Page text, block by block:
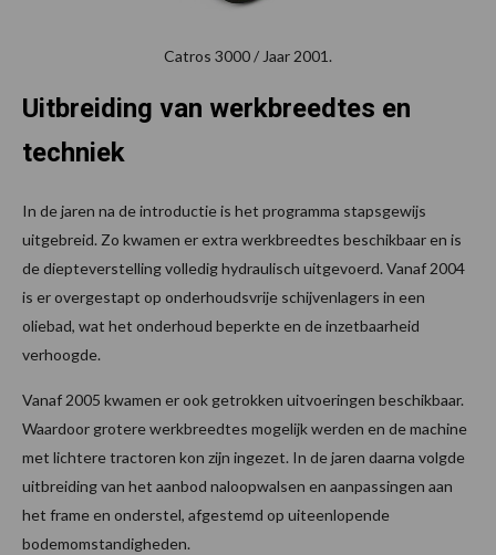
Catros 3000 / Jaar 2001.
Uitbreiding van werkbreedtes en
techniek
In de jaren na de introductie is het programma stapsgewijs
uitgebreid. Zo kwamen er extra werkbreedtes beschikbaar en is
de diepteverstelling volledig hydraulisch uitgevoerd. Vanaf 2004
is er overgestapt op onderhoudsvrije schijvenlagers in een
oliebad, wat het onderhoud beperkte en de inzetbaarheid
verhoogde.
Vanaf 2005 kwamen er ook getrokken uitvoeringen beschikbaar.
Waardoor grotere werkbreedtes mogelijk werden en de machine
met lichtere tractoren kon zijn ingezet. In de jaren daarna volgde
uitbreiding van het aanbod naloopwalsen en aanpassingen aan
het frame en onderstel, afgestemd op uiteenlopende
bodemomstandigheden.